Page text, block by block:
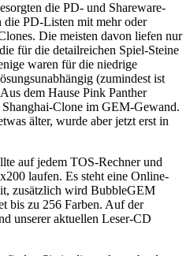
die PD- und Shareware-
die PD-Listen mit mehr oder
Die meisten davon liefen nur
für die detailreichen Spiel-Steine
waren für die niedrige
(zumindest ist
dem Hause Pink Panther
Clone im GEM-Gewand.
älter, wurde aber jetzt erst in
auf jedem TOS-Rechner und
laufen. Es steht eine Online-
zusätzlich wird BubbleGEM
bis zu 256 Farben. Auf der
unserer aktuellen Leser-CD